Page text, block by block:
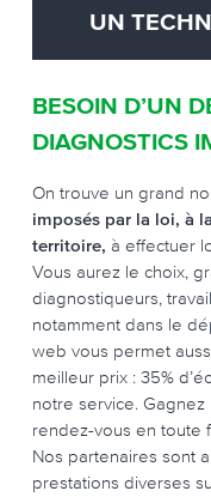
UN
BESOIN D’UN
DIAGNOSTICS
On trouve un grand
imposés par la loi, à
territoire, à effectuer
Vous aurez le choix,
diagnostiqueurs,
notamment dans le
web vous permet
meilleur prix : 35%
notre service.
rendez-vous en toute
Nos partenaires sont
prestations diverses